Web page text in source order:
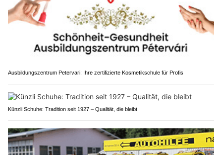
Ausbildungszentrum Petervari: Ihre zertifizierte Kosmetikschule für Profis
Künzli Schuhe: Tradition seit 1927 – Qualität, die bleibt